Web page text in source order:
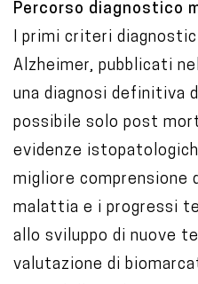
Percorso diagnostico
I primi criteri
Alzheimer, pubblicati
una diagnosi definitiva
possibile solo post
evidenze
migliore comprensione
malattia e i progressi
allo sviluppo di nuove
valutazione di